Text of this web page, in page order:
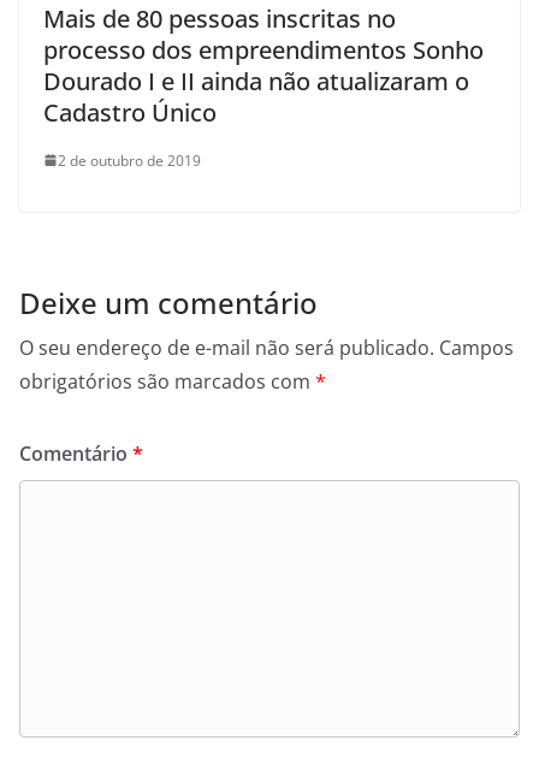
Mais de 80 pessoas inscritas no
processo dos empreendimentos Sonho
Dourado I e II ainda não atualizaram o
Cadastro Único
2 de outubro de 2019
Deixe um comentário
O seu endereço de e-mail não será publicado. Campos
obrigatórios são marcados com *
Comentário *